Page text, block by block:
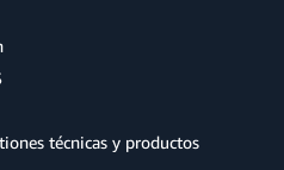
técnicas y productos